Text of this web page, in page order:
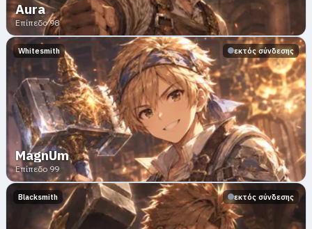
Aura
Επίπεδο 98
Whitesmith εκτός σύνδεσης
MagnUm
Επίπεδο 99
Blacksmith εκτός σύνδεσης